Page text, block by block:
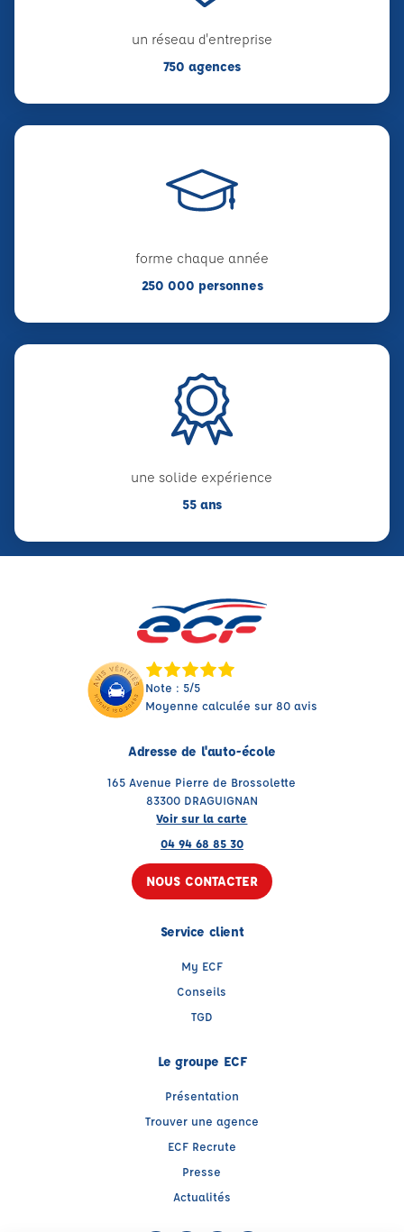
un réseau d'entreprise
750 agences
forme chaque année
250 000 personnes
une solide expérience
55 ans
Note : 5/5
Moyenne calculée sur 80 avis
Adresse de l'auto-école
165 Avenue Pierre de Brossolette
83300 DRAGUIGNAN
Voir sur la carte
04 94 68 85 30
NOUS CONTACTER
Service client
My ECF
Conseils
TGD
Le groupe ECF
Présentation
Trouver une agence
ECF Recrute
Presse
Actualités